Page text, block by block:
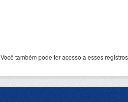
Você também pode ter acesso a esses